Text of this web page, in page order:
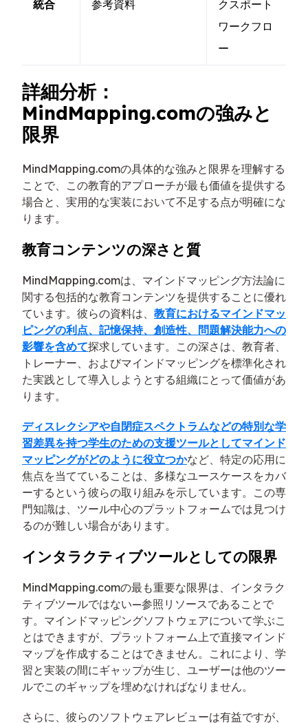
統合 参考資料
クスポート
ワークフロ
ー
詳細分析：
MindMapping.comの強みと
限界
MindMapping.comの具体的な強みと限界を理解する
ことで、この教育的アプローチが最も価値を提供する
場合と、実用的な実装において不足する点が明確にな
ります。
教育コンテンツの深さと質
MindMapping.comは、マインドマッピング方法論に
関する包括的な教育コンテンツを提供することに優れ
ています。彼らの資料は、 教育におけるマインドマッ
ピングの利点、記憶保持、創造性、問題解決能力への
影響を含めて探求しています。この深さは、教育者、
トレーナー、およびマインドマッピングを標準化され
た実践として導入しようとする組織にとって価値があ
ります。
ディスレクシアや自閉症スペクトラムなどの特別な学
習差異を持つ学生のための支援ツールとしてマインド
マッピングがどのように役立つかなど、特定の応用に
焦点を当てていることは、多様なユースケースをカバ
ーするという彼らの取り組みを示しています。この専
門知識は、ツール中心のプラットフォームでは見つけ
るのが難しい場合があります。
インタラクティブツールとしての限界
MindMapping.comの最も重要な限界は、インタラク
ティブツールではない—参照リソースであることで
す。マインドマッピングソフトウェアについて学ぶこ
とはできますが、プラットフォーム上で直接マインド
マップを作成することはできません。これにより、学
習と実装の間にギャップが生じ、ユーザーは他のツー
ルでこのギャップを埋めなければなりません。
さらに、彼らのソフトウェアレビューは有益ですが、